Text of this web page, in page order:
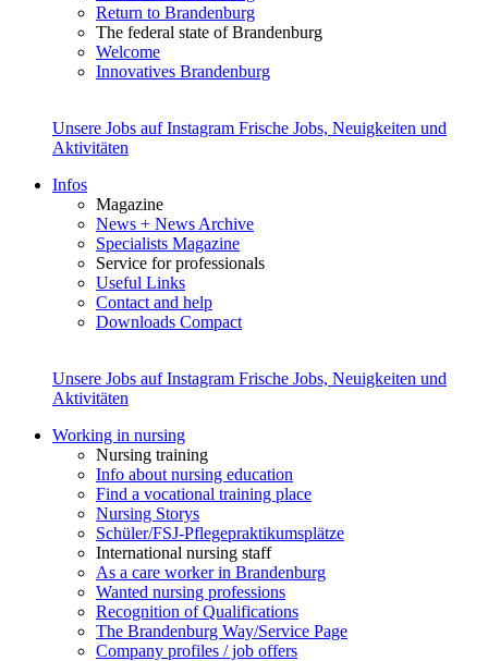
Return to Brandenburg
The federal state of Brandenburg
Welcome
Innovatives Brandenburg
Unsere Jobs auf Instagram Frische Jobs, Neuigkeiten und
Aktivitäten
Infos
Magazine
News + News Archive
Specialists Magazine
Service for professionals
Useful Links
Contact and help
Downloads Compact
Unsere Jobs auf Instagram Frische Jobs, Neuigkeiten und
Aktivitäten
Working in nursing
Nursing training
Info about nursing education
Find a vocational training place
Nursing Storys
Schüler/FSJ-Pflegepraktikumsplätze
International nursing staff
As a care worker in Brandenburg
Wanted nursing professions
Recognition of Qualifications
The Brandenburg Way/Service Page
Company profiles / job offers